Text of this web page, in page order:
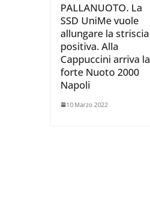
PALLANUOTO. La
SSD UniMe vuole
allungare la striscia
positiva. Alla
Cappuccini arriva la
forte Nuoto 2000
Napoli
10 Marzo 2022